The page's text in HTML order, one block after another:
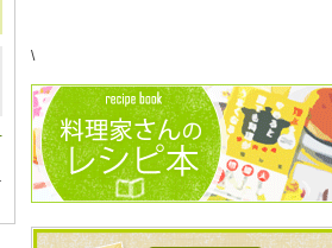
\